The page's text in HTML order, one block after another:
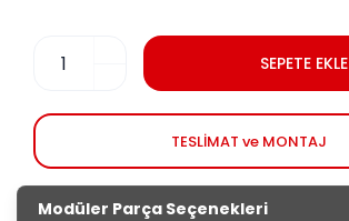
SEPETE EKLE
TESLİMAT ve MONTAJ
Modüler Parça Seçenekleri